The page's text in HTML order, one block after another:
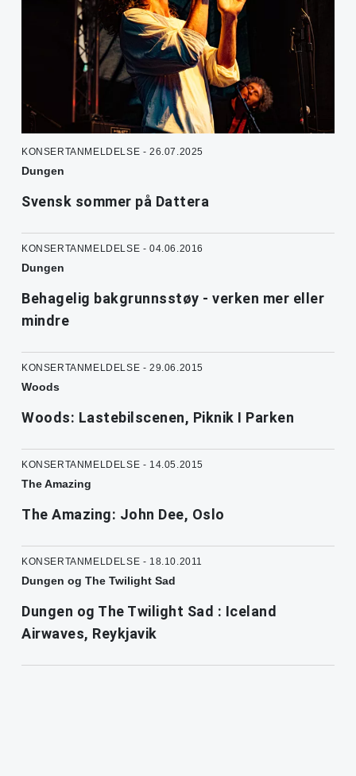
KONSERTANMELDELSE - 26.07.2025
Dungen
Svensk sommer på Dattera
KONSERTANMELDELSE - 04.06.2016
Dungen
Behagelig bakgrunnsstøy - verken mer eller
mindre
KONSERTANMELDELSE - 29.06.2015
Woods
Woods: Lastebilscenen, Piknik I Parken
KONSERTANMELDELSE - 14.05.2015
The Amazing
The Amazing: John Dee, Oslo
KONSERTANMELDELSE - 18.10.2011
Dungen og The Twilight Sad
Dungen og The Twilight Sad : Iceland
Airwaves, Reykjavik